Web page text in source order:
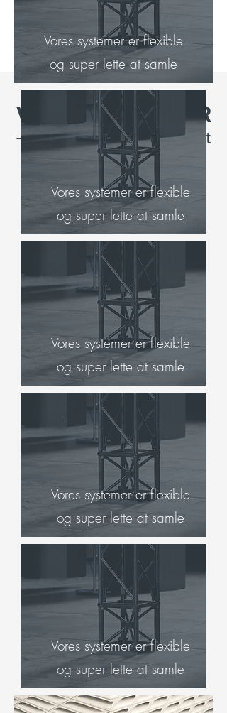
VORES PRODUKTER
- er designet til, at gøre det let
for dig!
Vores systemer er flexible
og super lette at samle
Vores systemer er flexible
og super lette at samle
Vores systemer er flexible
og super lette at samle
Vores systemer er flexible
og super lette at samle
Vores systemer er flexible
og super lette at samle